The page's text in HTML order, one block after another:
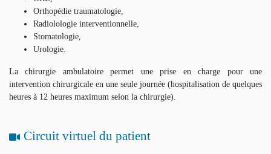
Orthopédie traumatologie,
Radiolologie interventionnelle,
Stomatologie,
Urologie.
La chirurgie ambulatoire permet une prise en charge pour une
intervention chirurgicale en une seule journée (hospitalisation de quelques
heures à 12 heures maximum selon la chirurgie).
Circuit virtuel du patient